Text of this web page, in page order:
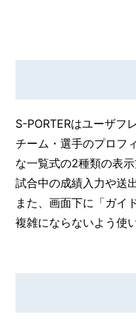
S-PORTERはユーザフ
チーム・選手のプロフ
な一覧式の2種類の表
試合中の成績入力や送
また、画面下に「ガイ
複雑にならないよう使